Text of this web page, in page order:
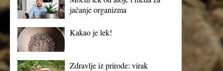
jačanje organizma
Kakao je lek!
Zdravlje iz prirode: virak